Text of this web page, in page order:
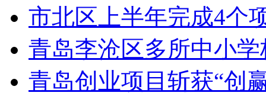
市北区上半年完成4个
青岛李沧区多所中小
青岛创业项目斩获“创